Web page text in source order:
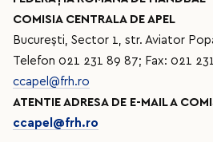
COMISIA CENTRALA DE APEL
București, Sector 1, str. Aviator
Telefon 021 231 89 87; Fax: 021
ccapel@frh.ro
ATENTIE ADRESA DE E-MAIL A
ccapel@frh.ro